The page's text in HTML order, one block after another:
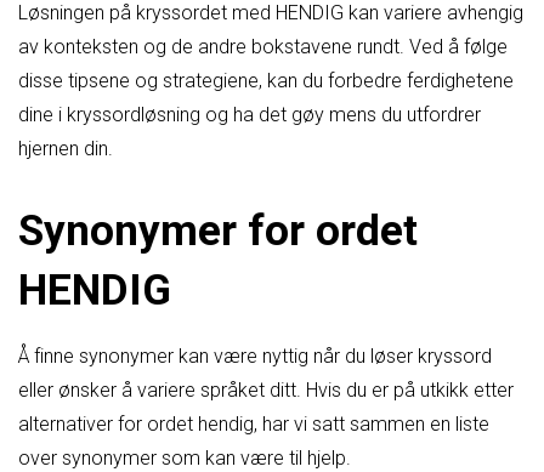
Løsningen på kryssordet med HENDIG kan variere avhengig
av konteksten og de andre bokstavene rundt. Ved å følge
disse tipsene og strategiene, kan du forbedre ferdighetene
dine i kryssordløsning og ha det gøy mens du utfordrer
hjernen din.
Synonymer for ordet
HENDIG
Å finne synonymer kan være nyttig når du løser kryssord
eller ønsker å variere språket ditt. Hvis du er på utkikk etter
alternativer for ordet hendig, har vi satt sammen en liste
over synonymer som kan være til hjelp.